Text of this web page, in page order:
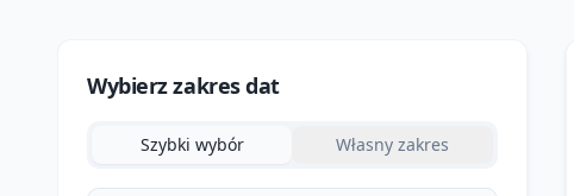
Wybierz zakres dat
Szybki wybór Własny zakres